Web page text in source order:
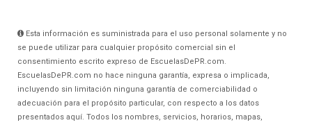
Esta información es suministrada para el uso personal solamente y no
se puede utilizar para cualquier propósito comercial sin el
consentimiento escrito expreso de EscuelasDePR.com.
EscuelasDePR.com no hace ninguna garantía, expresa o implicada,
incluyendo sin limitación ninguna garantía de comerciabilidad o
adecuación para el propósito particular, con respecto a los datos
presentados aquí. Todos los nombres, servicios, horarios, mapas,